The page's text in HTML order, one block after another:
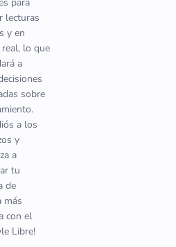
lecturas
y en
lo que
a
sobre
a los
y
a
tu
de
más
con el
Libre!